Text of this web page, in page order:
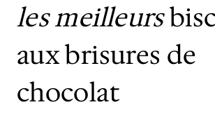
les meilleurs
aux brisures de
chocolat